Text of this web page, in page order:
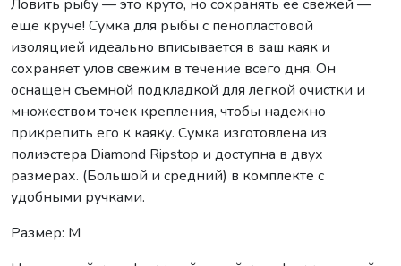
Ловить рыбу — это круто, но сохранять ее свежей —
еще круче! Сумка для рыбы с пенопластовой
изоляцией идеально вписывается в ваш каяк и
сохраняет улов свежим в течение всего дня. Он
оснащен съемной подкладкой для легкой очистки и
множеством точек крепления, чтобы надежно
прикрепить его к каяку. Сумка изготовлена ​​из
полиэстера Diamond Ripstop и доступна в двух
размерах. (Большой и средний) в комплекте с
удобными ручками.
Размер: M